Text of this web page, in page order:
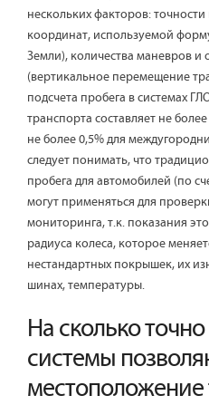
нескольких факторов:
координат, используемой
Земли), количества маневров и
(вертикальное перемещение
подсчета пробега в системах
транспорта составляет не
не более 0,5% для
следует понимать, что
пробега для автомобилей (по
могут применяться для
мониторинга, т.к. показания
радиуса колеса, которое
нестандартных покрышек, их
шинах, температуры.
На сколько
системы
местоположение